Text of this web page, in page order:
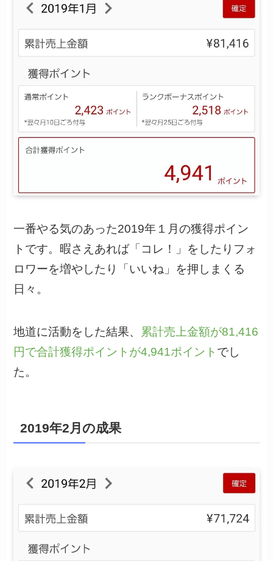
一番やる気のあった2019年１月の獲得ポイン
トです。暇さえあれば「コレ！」をしたりフォ
ロワーを増やしたり「いいね」を押しまくる
日々。
地道に活動をした結果、 累計売上金額が81,416
円で合計獲得ポイントが4,941ポイント でし
た。
2019年2月の成果